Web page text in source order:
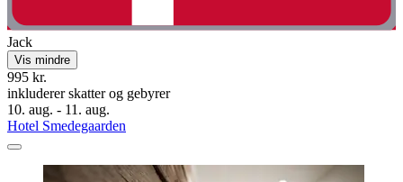
Jack
Vis mindre
995 kr.
inkluderer skatter og gebyrer
10. aug. - 11. aug.
Hotel Smedegaarden